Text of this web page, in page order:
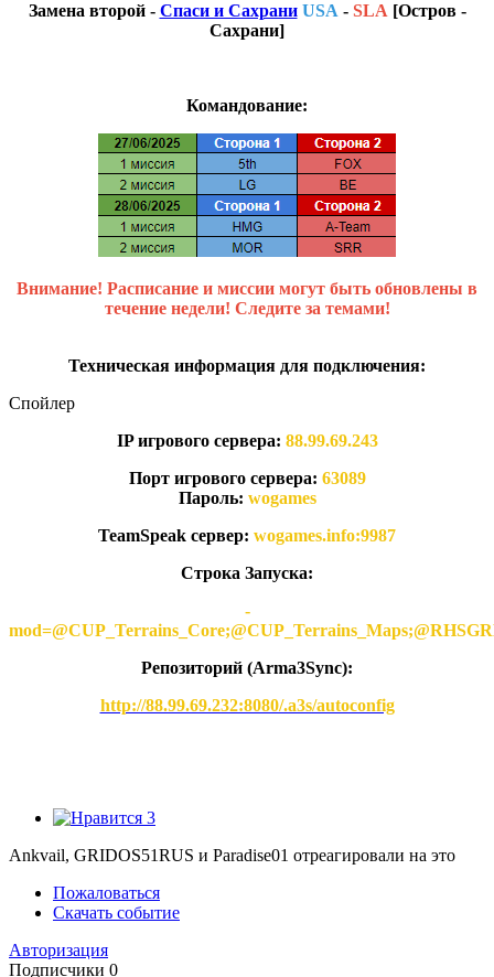
Замена второй - Спаси и Сахрани USA - SLA [Остров -
Сахрани]
Командование:
Внимание! Расписание и миссии могут быть обновлены в
течение недели! Следите за темами!
Техническая информация для подключения:
Спойлер
IP игрового сервера: 88.99.69.243
Порт игрового сервера: 63089
Пароль: wogames
TeamSpeak сервер: wogames.info:9987
Строка Запуска:
-
Репозиторий (Arma3Synс):
http://88.99.69.232:8080/.a3s/autoconfig
3
Ankvail, GRIDOS51RUS и Paradise01 отреагировали на это
Пожаловаться
Скачать событие
Авторизация
Подписчики 0